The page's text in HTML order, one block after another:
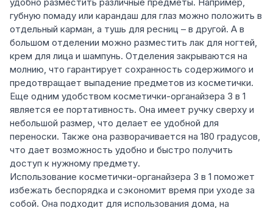
губную помаду или карандаш для глаз можно положить в
отдельный карман, а тушь для ресниц – в другой. А в
большом отделении можно разместить лак для ногтей,
крем для лица и шампунь. Отделения закрываются на
молнию, что гарантирует сохранность содержимого и
предотвращает выпадение предметов из косметички.
Еще одним удобством косметички-органайзера 3 в 1
является ее портативность. Она имеет ручку сверху и
небольшой размер, что делает ее удобной для
переноски. Также она разворачивается на 180 градусов,
что дает возможность удобно и быстро получить
доступ к нужному предмету.
Использование косметички-органайзера 3 в 1 поможет
избежать беспорядка и сэкономит время при уходе за
собой. Она подходит для использования дома, на